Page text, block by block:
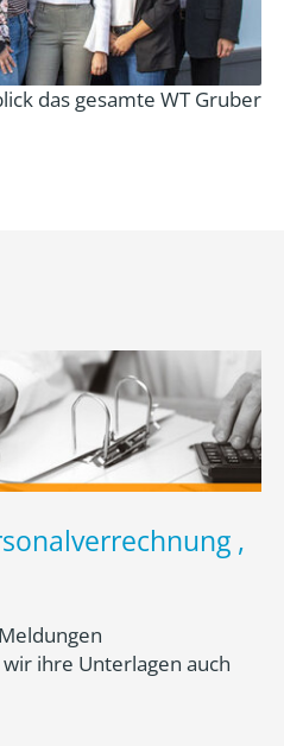
das gesamte WT Gruber
,
ihre Unterlagen auch